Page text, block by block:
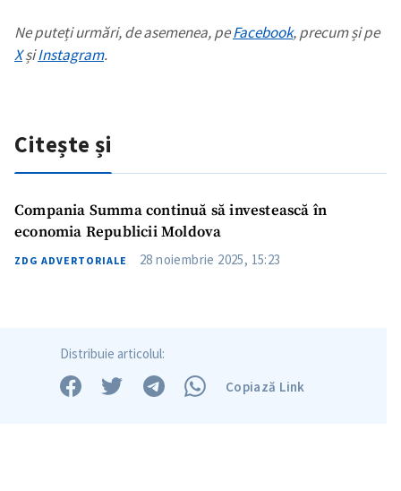
Ne puteți urmări, de asemenea, peFacebook, precum și pe
XșiInstagram.
Citește și
Compania Summa continuă să investească în
economia Republicii Moldova
ZDG ADVERTORIALE 28 noiembrie 2025, 15:23
Distribuie articolul:
Copiază Link